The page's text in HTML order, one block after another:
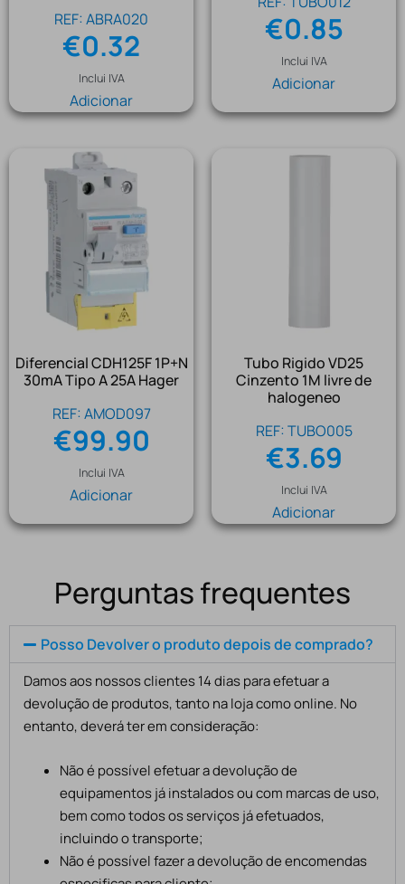
REF: ABRA020
€0.32
Inclui IVA
Adicionar
€0.85
Inclui IVA
Adicionar
Diferencial CDH125F 1P+N
30mA Tipo A 25A Hager
REF: AMOD097
€99.90
Inclui IVA
Adicionar
Tubo Rigido VD25
Cinzento 1M livre de
halogeneo
REF: TUBO005
€3.69
Inclui IVA
Adicionar
Perguntas frequentes
Posso Devolver o produto depois de comprado?
Damos aos nossos clientes 14 dias para efetuar a
devolução de produtos, tanto na loja como online. No
entanto, deverá ter em consideração:
Não é possível efetuar a devolução de
equipamentos já instalados ou com marcas de uso,
bem como todos os serviços já efetuados,
incluindo o transporte;
Não é possível fazer a devolução de encomendas